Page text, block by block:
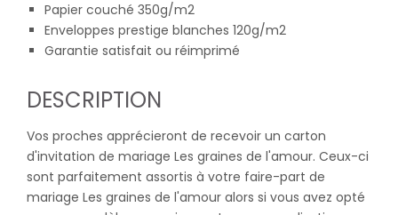
Papier couché 350g/m2
Enveloppes prestige blanches 120g/m2
Garantie satisfait ou réimprimé
DESCRIPTION
Vos proches apprécieront de recevoir un carton
d'invitation de mariage Les graines de l'amour. Ceux-ci
sont parfaitement assortis à votre faire-part de
mariage Les graines de l'amour alors si vous avez opté